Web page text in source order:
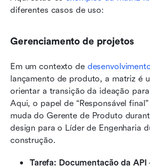
diferentes casos de uso:
Gerenciamento de projetos
Em um contexto de
lançamento de produto, a matriz é
orientar a transição da ideação
Aqui, o papel de “Responsável
muda do Gerente de Produto
design para o Líder de Engenharia
construção.
Tarefa: Documentação da API